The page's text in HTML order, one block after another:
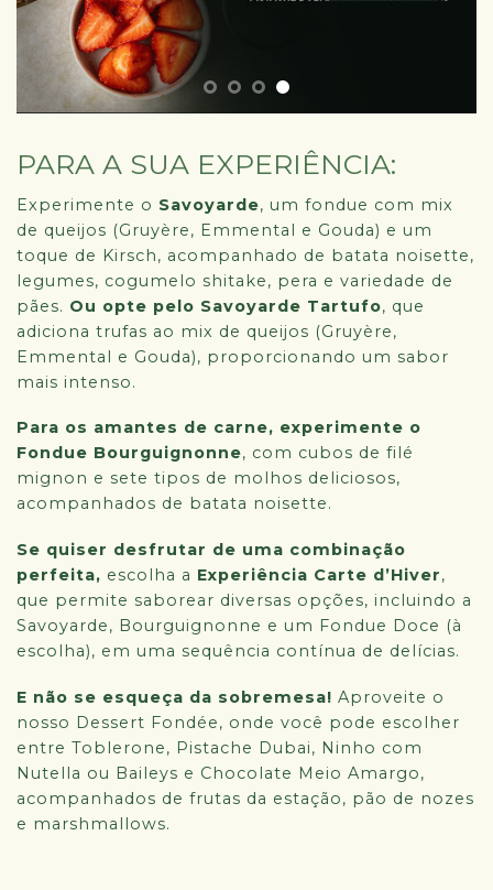
PARA A SUA EXPERIÊNCIA:
Experimente o Savoyarde, um fondue com mix
de queijos (Gruyère, Emmental e Gouda) e um
toque de Kirsch, acompanhado de batata noisette,
legumes, cogumelo shitake, pera e variedade de
pães. Ou opte pelo Savoyarde Tartufo, que
adiciona trufas ao mix de queijos (Gruyère,
Emmental e Gouda), proporcionando um sabor
mais intenso.
Para os amantes de carne, experimente o
Fondue Bourguignonne, com cubos de filé
mignon e sete tipos de molhos deliciosos,
acompanhados de batata noisette.
Se quiser desfrutar de uma combinação
perfeita, escolha a Experiência Carte d’Hiver,
que permite saborear diversas opções, incluindo a
Savoyarde, Bourguignonne e um Fondue Doce (à
escolha), em uma sequência contínua de delícias.
E não se esqueça da sobremesa! Aproveite o
nosso Dessert Fondée, onde você pode escolher
entre Toblerone, Pistache Dubai, Ninho com
Nutella ou Baileys e Chocolate Meio Amargo,
acompanhados de frutas da estação, pão de nozes
e marshmallows.